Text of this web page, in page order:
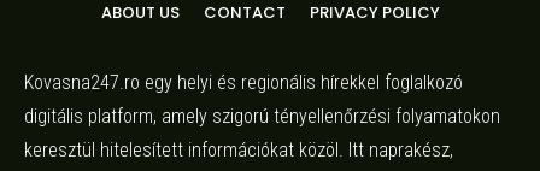
ABOUT US CONTACT PRIVACY POLICY
Kovasna247.ro egy helyi és regionális hírekkel foglalkozó
digitális platform, amely szigorú tényellenőrzési folyamatokon
keresztül hitelesített információkat közöl. Itt naprakész,